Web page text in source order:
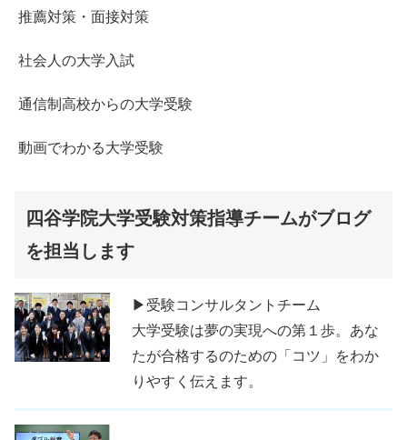
推薦対策・面接対策
社会人の大学入試
通信制高校からの大学受験
動画でわかる大学受験
四谷学院大学受験対策指導チームがブログ
を担当します
▶受験コンサルタントチーム
大学受験は夢の実現への第１歩。あな
たが合格するのための「コツ」をわか
りやすく伝えます。